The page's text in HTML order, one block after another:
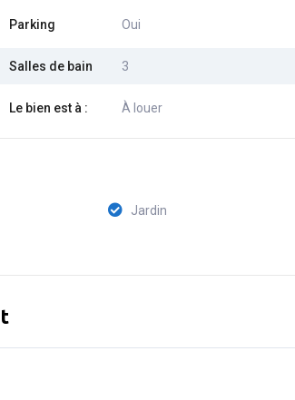
Parking Oui
Salles de bain 3
Le bien est à : À louer
Jardin